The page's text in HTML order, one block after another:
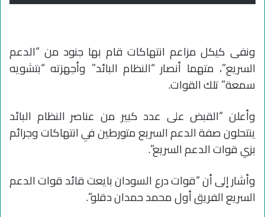
ونفى كيكل مزاعم انتهاكات قام بها جنود من “الدعم
السريع”، متهما أنصار “النظام البائد” وأجهزته “بتشويه
سمعة” تلك القوات.
وأعلن “القبض على عدد كبير من عناصر النظام البائد
ينتحلون صفة الدعم السريع متورطين في انتهاكات وجرائم
بزي قوات الدعم السريع”.
وأشار إلى أن “قوات درع السودان بايعت قائد قوات الدعم
السريع الفريق أول محمد حمدان دقلو”.